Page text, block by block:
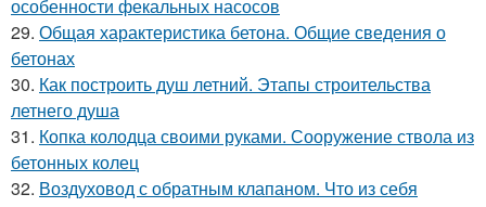
особенности фекальных насосов
29. Общая характеристика бетона. Общие сведения о
бетонах
30. Как построить душ летний. Этапы строительства
летнего душа
31. Копка колодца своими руками. Сооружение ствола из
бетонных колец
32. Воздуховод с обратным клапаном. Что из себя